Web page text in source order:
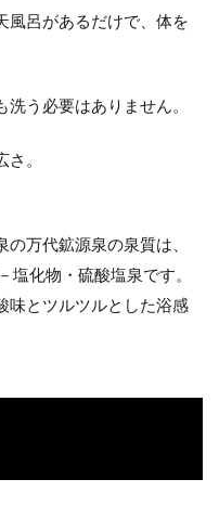
風呂があるだけで、体を
う必要はありません。
。
万代鉱源泉の泉質は、
化物・硫酸塩泉です。
味とツルツルとした浴感